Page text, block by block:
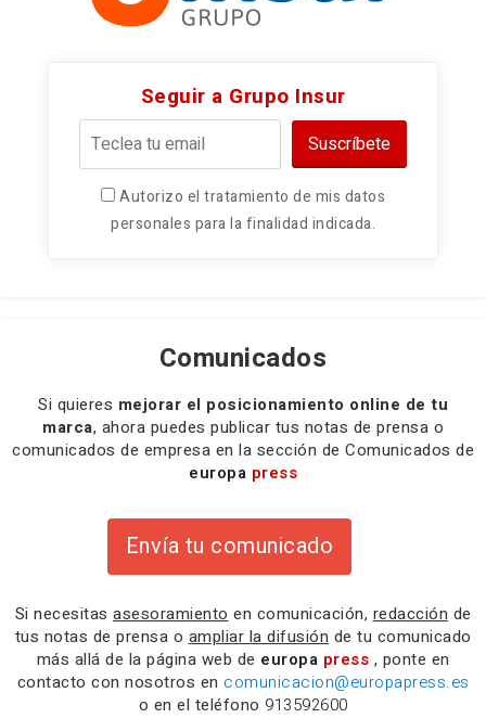
Seguir a Grupo Insur
Suscríbete
Autorizo el tratamiento de mis datos
personales para la finalidad indicada.
Comunicados
Si quieres mejorar el posicionamiento online de tu
marca, ahora puedes publicar tus notas de prensa o
comunicados de empresa en la sección de Comunicados de
europa press
Envía tu comunicado
Si necesitas asesoramiento en comunicación, redacción de
tus notas de prensa o ampliar la difusión de tu comunicado
más allá de la página web de europa press , ponte en
contacto con nosotros en comunicacion@europapress.es
o en el teléfono 913592600